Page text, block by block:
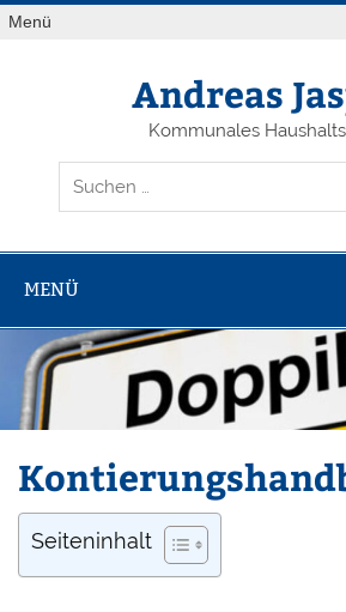
Zum
Inhalt
Menü
Andreas
Kommunales
MENÜ
Seiteninhalt